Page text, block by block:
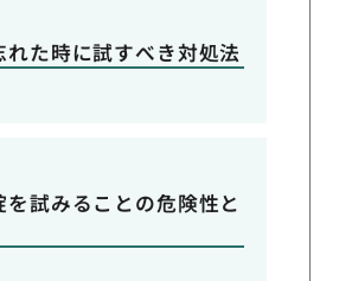
れた時に試すべき対処法
を試みることの危険性と